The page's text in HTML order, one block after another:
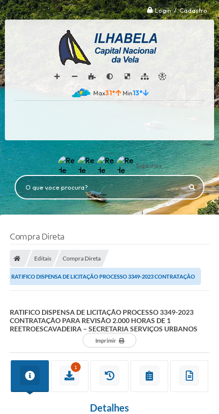
Login / Cadastro
31° 13°
Siga-nos
O que voce procura?
Compra Direta
Editais Compra Direta
RATIFICO DISPENSA DE LICITAÇÃO PROCESSO 3349-2023 CONTRATAÇÃO
RATIFICO DISPENSA DE LICITAÇÃO PROCESSO 3349-2023
CONTRATAÇÃO PARA REVISÃO 2.000 HORAS DE 1
REETROESCAVADEIRA – SECRETARIA SERVIÇOS URBANOS
Imprimir
1
Detalhes